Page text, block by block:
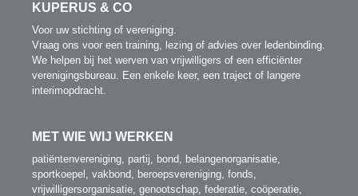
KUPERUS & CO
Voor uw stichting of vereniging.
Vraag ons voor een training, lezing of advies over ledenbinding.
We helpen bij het werven van vrijwilligers of een efficiënter
verenigingsbureau. Een enkele keer, een traject of langere
interimopdracht.
MET WIE WIJ WERKEN
patiëntenvereniging, partij, bond, belangenorganisatie,
sportkoepel, vakbond, beroepsvereniging, fonds,
vrijwilligersorganisatie, genootschap, federatie, coöperatie,